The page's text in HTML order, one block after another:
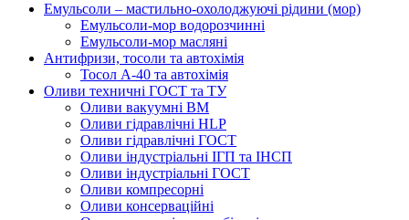
Емульсоли – мастильно-охолоджуючі рідини (мор)
Емульсоли-мор водорозчинні
Емульсоли-мор масляні
Антифризи, тосоли та автохімія
Тосол А-40 та автохімія
Оливи техничні ГОСТ та ТУ
Оливи вакуумні ВМ
Оливи гідравлічні HLP
Оливи гідравлічні ГОСТ
Оливи індустріальні ІГП та ІНСП
Оливи індустріальні ГОСТ
Оливи компресорні
Оливи консерваційні